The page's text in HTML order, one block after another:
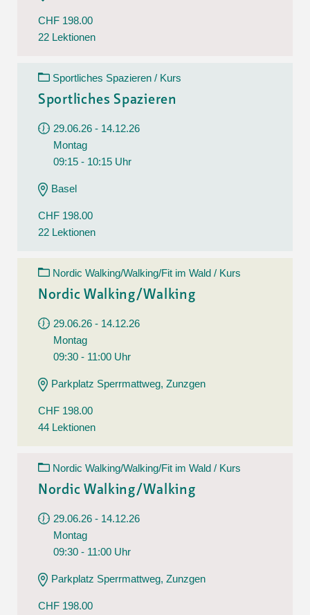
CHF 198.00
22 Lektionen
Sportliches Spazieren / Kurs
Sportliches Spazieren
29.06.26 - 14.12.26
Montag
09:15 - 10:15 Uhr
Basel
CHF 198.00
22 Lektionen
Nordic Walking/Walking/Fit im Wald / Kurs
Nordic Walking/Walking
29.06.26 - 14.12.26
Montag
09:30 - 11:00 Uhr
Parkplatz Sperrmattweg, Zunzgen
CHF 198.00
44 Lektionen
Nordic Walking/Walking/Fit im Wald / Kurs
Nordic Walking/Walking
29.06.26 - 14.12.26
Montag
09:30 - 11:00 Uhr
Parkplatz Sperrmattweg, Zunzgen
CHF 198.00